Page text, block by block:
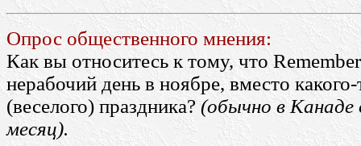
Опрос общественного мнения:
Как вы относитесь к тому, что
нерабочий день в ноябре, вместо какого-
(веселого) праздника? (обычно в Канаде
месяц).